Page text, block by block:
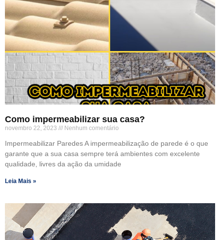
Como impermeabilizar sua casa?
novembro 22, 2023 Nenhum comentário
Impermeabilizar Paredes A impermeabilização de parede é o que
garante que a sua casa sempre terá ambientes com excelente
qualidade, livres da ação da umidade
Leia Mais »